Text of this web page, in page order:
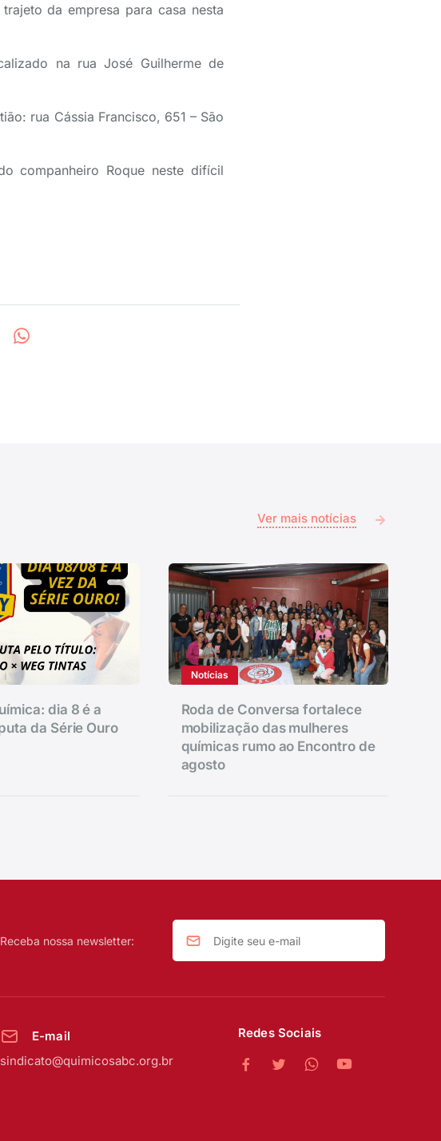
da empresa para casa nesta
na rua José Guilherme de
rua Cássia Francisco, 651 – São
companheiro Roque neste difícil
Ver mais notícias
dia 8 é a
da Série Ouro
Notícias
Roda de Conversa fortalece
mobilização das mulheres
químicas rumo ao Encontro de
agosto
Receba nossa newsletter:
E-mail
sindicato@quimicosabc.org.br
Redes Sociais